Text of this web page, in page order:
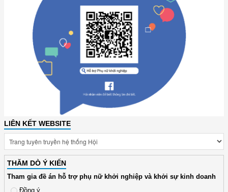
LIÊN KẾT WEBSITE
THĂM DÒ Ý KIẾN
Tham gia đề án hỗ trợ phụ nữ khởi nghiệp và khởi sự kinh doanh
Đồng ý